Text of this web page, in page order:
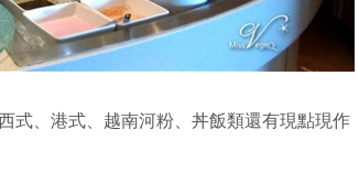
式、港式、越南河粉、丼飯類還有現點現作